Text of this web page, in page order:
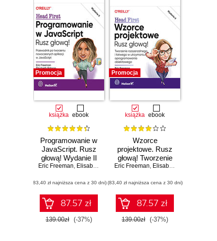
Kiedy Elisabeth nie siedzi przed komputerem,
chodzi na wycieczki, jeździ na rowerze lub pływa
kajakiem w pięknych okolicach, zawsze mając pod
ręką swoją kamerę; ewentualnie gotuje
wegetariańskie posiłki.
Możesz do niej napisać na adres
https://elisabethrobson.com .
Promocja
książka ebook
Programowanie w
JavaScript. Rusz
głową! Wydanie II
Eric Freeman, Elisabeth Robson
(83,40 zł najniższa cena z 30 dni)
87.57 zł
139.00zł (-37%)
Promocja
książka ebook
Wzorce
projektowe. Rusz
głową! Tworzenie
rozszerzalnego i
utrzymaniu
oprogramowania
obiektowego.
Wydanie II
Eric Freeman, Elisabeth Robson
(83,40 zł najniższa cena z 30 dni)
87.57 zł
139.00zł (-37%)